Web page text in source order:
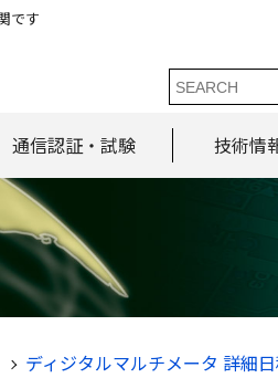
です
通信認証・試験 技術情
ディジタルマルチメータ 詳細